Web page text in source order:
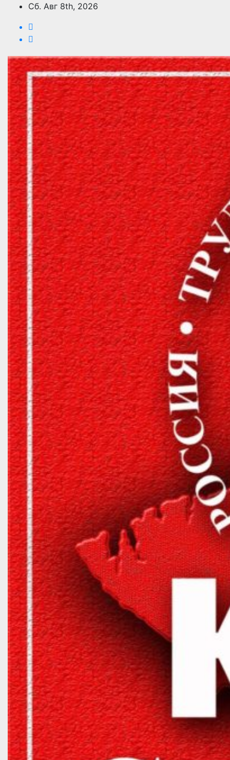
Перейти
содержимому
Сб. Авг 8th, 2026